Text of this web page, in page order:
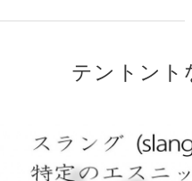
テントント